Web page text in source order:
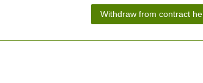
Withdraw from contract